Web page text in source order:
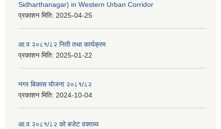
Sidharthanagar) in Western Urban Corridor
प्रकाशन मिति: 2025-04-25
आ.व २०८१/८२ निती तथा कार्यक्रम
प्रकाशन मिति: 2025-01-22
नगर बिकास योजना २०८१/८२
प्रकाशन मिति: 2024-10-04
आ.व २०८१/८२ को बजेट वक्तब्य